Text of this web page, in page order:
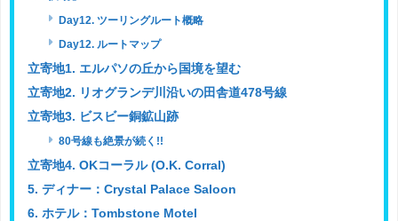
Day12. ツーリングルート概略
Day12. ルートマップ
立寄地1. エルパソの丘から国境を望む
立寄地2. リオグランデ川沿いの田舎道478号線
立寄地3. ビスビー銅鉱山跡
80号線も絶景が続く!!
立寄地4. OKコーラル (O.K. Corral)
5. ディナー：Crystal Palace Saloon
6. ホテル：Tombstone Motel